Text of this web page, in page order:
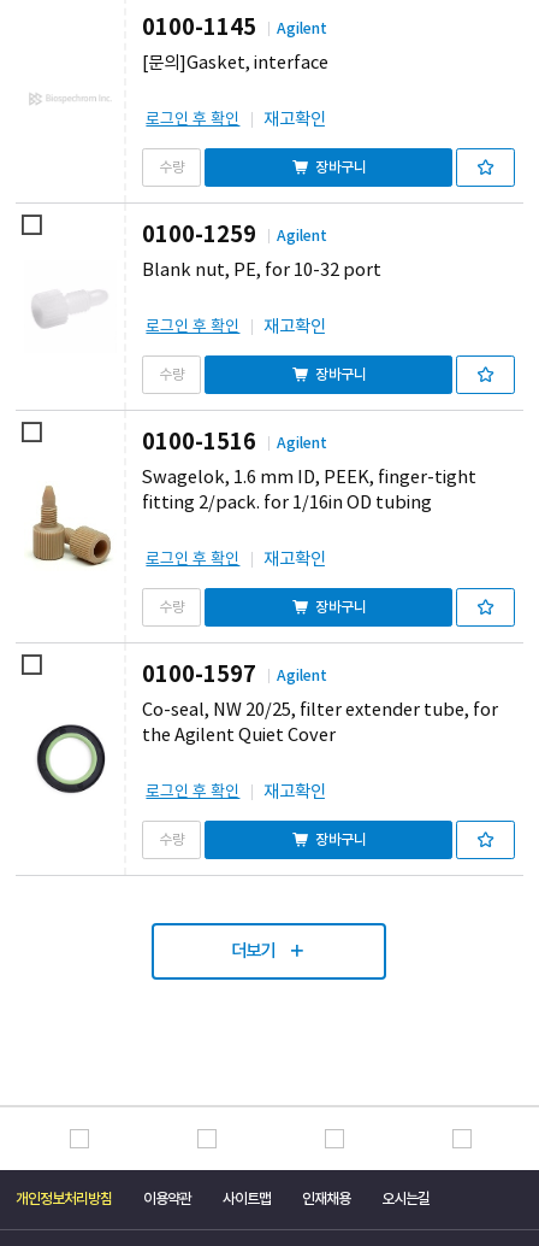
0100-1145 Agilent
[문의]Gasket, interface
로그인 후 확인 재고확인
장바구니
0100-1259 Agilent
Blank nut, PE, for 10-32 port
로그인 후 확인 재고확인
장바구니
0100-1516 Agilent
Swagelok, 1.6 mm ID, PEEK, finger-tight
fitting 2/pack. for 1/16in OD tubing
로그인 후 확인 재고확인
장바구니
0100-1597 Agilent
Co-seal, NW 20/25, filter extender tube, for
the Agilent Quiet Cover
로그인 후 확인 재고확인
장바구니
더보기
개인정보처리방침 이용약관 사이트맵 인재채용 오시는길